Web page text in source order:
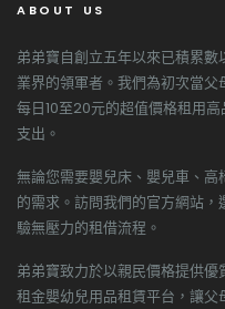
ABOUT US
弟弟寶自創立五年以來已積累
業界的領軍者。我們為初次當
每日10至20元的超值價格租用
支出。
無論您需要嬰兒床、嬰兒車、
的需求。訪問我們的官方網站
驗無壓力的租借流程。
弟弟寶致力於以親民價格提供
租金嬰幼兒用品租賃平台，讓